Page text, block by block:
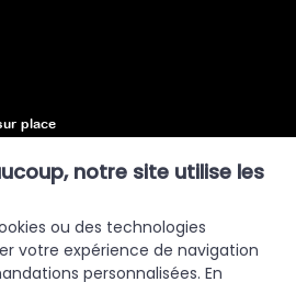
place
notre site utilise les
ou des technologies
votre expérience de navigation
personnalisées. En